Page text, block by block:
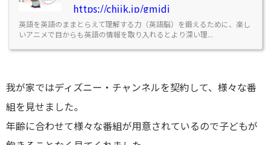
https://chiik.jp/gmjdi
英語を英語のままとらえて理解する力（英語脳）を鍛えるために、楽し
いアニメで目からも英語の情報を取り入れるとより深い理...
我が家ではディズニー・チャンネルを契約して、様々な番
組を見せました。
年齢に合わせて様々な番組が用意されているので子どもが